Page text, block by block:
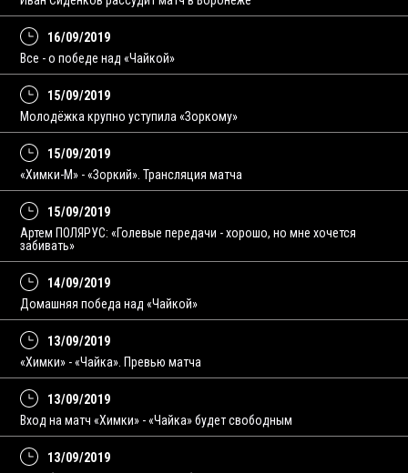
16/09/2019
Все - о победе над «Чайкой»
15/09/2019
Молодёжка крупно уступила «Зоркому»
15/09/2019
«Химки-М» - «Зоркий». Трансляция матча
15/09/2019
Артем ПОЛЯРУС: «Голевые передачи - хорошо, но мне хочется
забивать»
14/09/2019
Домашняя победа над «Чайкой»
13/09/2019
«Химки» - «Чайка». Превью матча
13/09/2019
Вход на матч «Химки» - «Чайка» будет свободным
13/09/2019